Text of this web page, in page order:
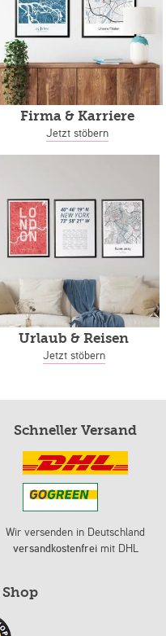
Firma & Karriere
Jetzt stöbern
Urlaub & Reisen
Jetzt stöbern
Schneller Versand
Wir versenden in Deutschland
versandkostenfreimit DHL